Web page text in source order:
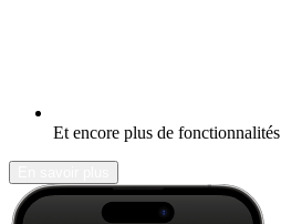
Et encore plus de fonctionnalités